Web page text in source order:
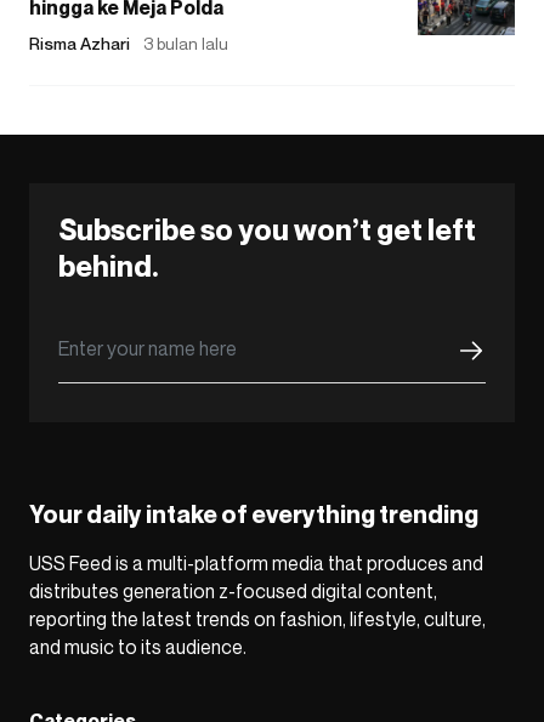
hingga ke Meja Polda
Risma Azhari 3 bulan lalu
Subscribe so you won’t get left
behind.
Your daily intake of everything trending
USS Feed is a multi-platform media that produces and
distributes generation z-focused digital content,
reporting the latest trends on fashion, lifestyle, culture,
and music to its audience.